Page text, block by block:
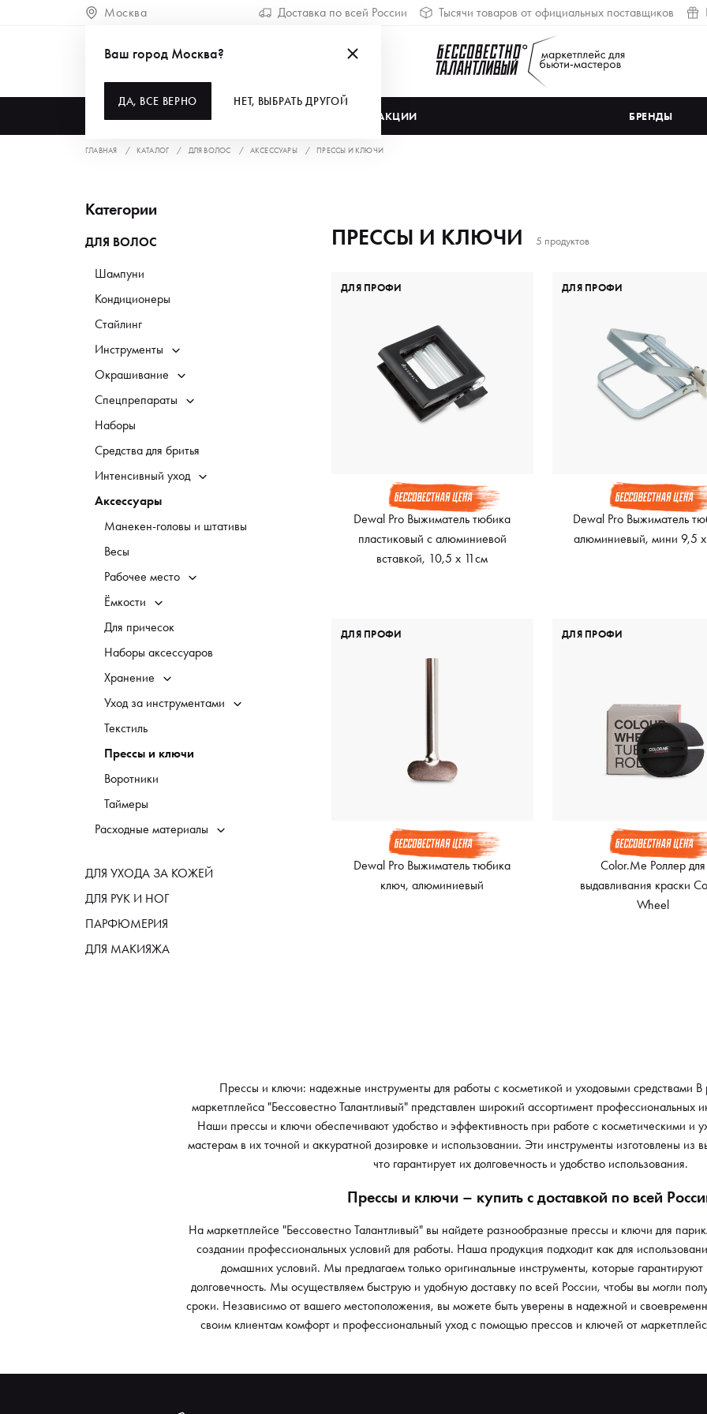
Москва Доставка по всей России Тысячи товаров от официальных поставщиков
АКЦИИ БРЕНДЫ
Ваш город Москва?
ДА, ВСЕ ВЕРНО НЕТ, ВЫБРАТЬ ДРУГОЙ
ГЛАВНАЯ КАТАЛОГ ДЛЯ ВОЛОС АКСЕССУАРЫ ПРЕССЫ И КЛЮЧИ
Категории
ДЛЯ ВОЛОС
Шампуни
Кондиционеры
Стайлинг
Инструменты
Окрашивание
Спецпрепараты
Наборы
Средства для бритья
Интенсивный уход
Аксессуары
Манекен-головы и штативы
Весы
Рабочее место
Ёмкости
Для причесок
Наборы аксессуаров
Хранение
Уход за инструментами
Текстиль
Прессы и ключи
Воротники
Таймеры
Расходные материалы
ДЛЯ УХОДА ЗА КОЖЕЙ
ДЛЯ РУК И НОГ
ПАРФЮМЕРИЯ
ДЛЯ МАКИЯЖА
ПРЕССЫ И КЛЮЧИ 5 продуктов
Dewal Pro Выжиматель тюбика
пластиковый с алюминиевой
вставкой, 10,5 х 11см
ДЛЯ ПРОФИ
Dewal Pro Выжиматель
алюминиевый, мини 9,5
ДЛЯ ПРОФИ
Dewal Pro Выжиматель тюбика
ключ, алюминиевый
ДЛЯ ПРОФИ
Color.Me Роллер для
выдавливания краски
Wheel
ДЛЯ ПРОФИ
Прессы и ключи: надежные инструменты для работы с косметикой и уходовыми средствами
маркетплейса "Бессовестно Талантливый" представлен широкий ассортимент профессиональных
Наши прессы и ключи обеспечивают удобство и эффективность при работе с косметическими и
мастерам в их точной и аккуратной дозировке и использовании. Эти инструменты изготовлены из
что гарантирует их долговечность и удобство использования.
Прессы и ключи – купить с доставкой по всей
На маркетплейсе "Бессовестно Талантливый" вы найдете разнообразные прессы и ключи для
создании профессиональных условий для работы. Наша продукция подходит как для
домашних условий. Мы предлагаем только оригинальные инструменты, которые
долговечность. Мы осуществляем быструю и удобную доставку по всей России, чтобы вы могли
сроки. Независимо от вашего местоположения, вы можете быть уверены в надежной и
своим клиентам комфорт и профессиональный уход с помощью прессов и ключей от